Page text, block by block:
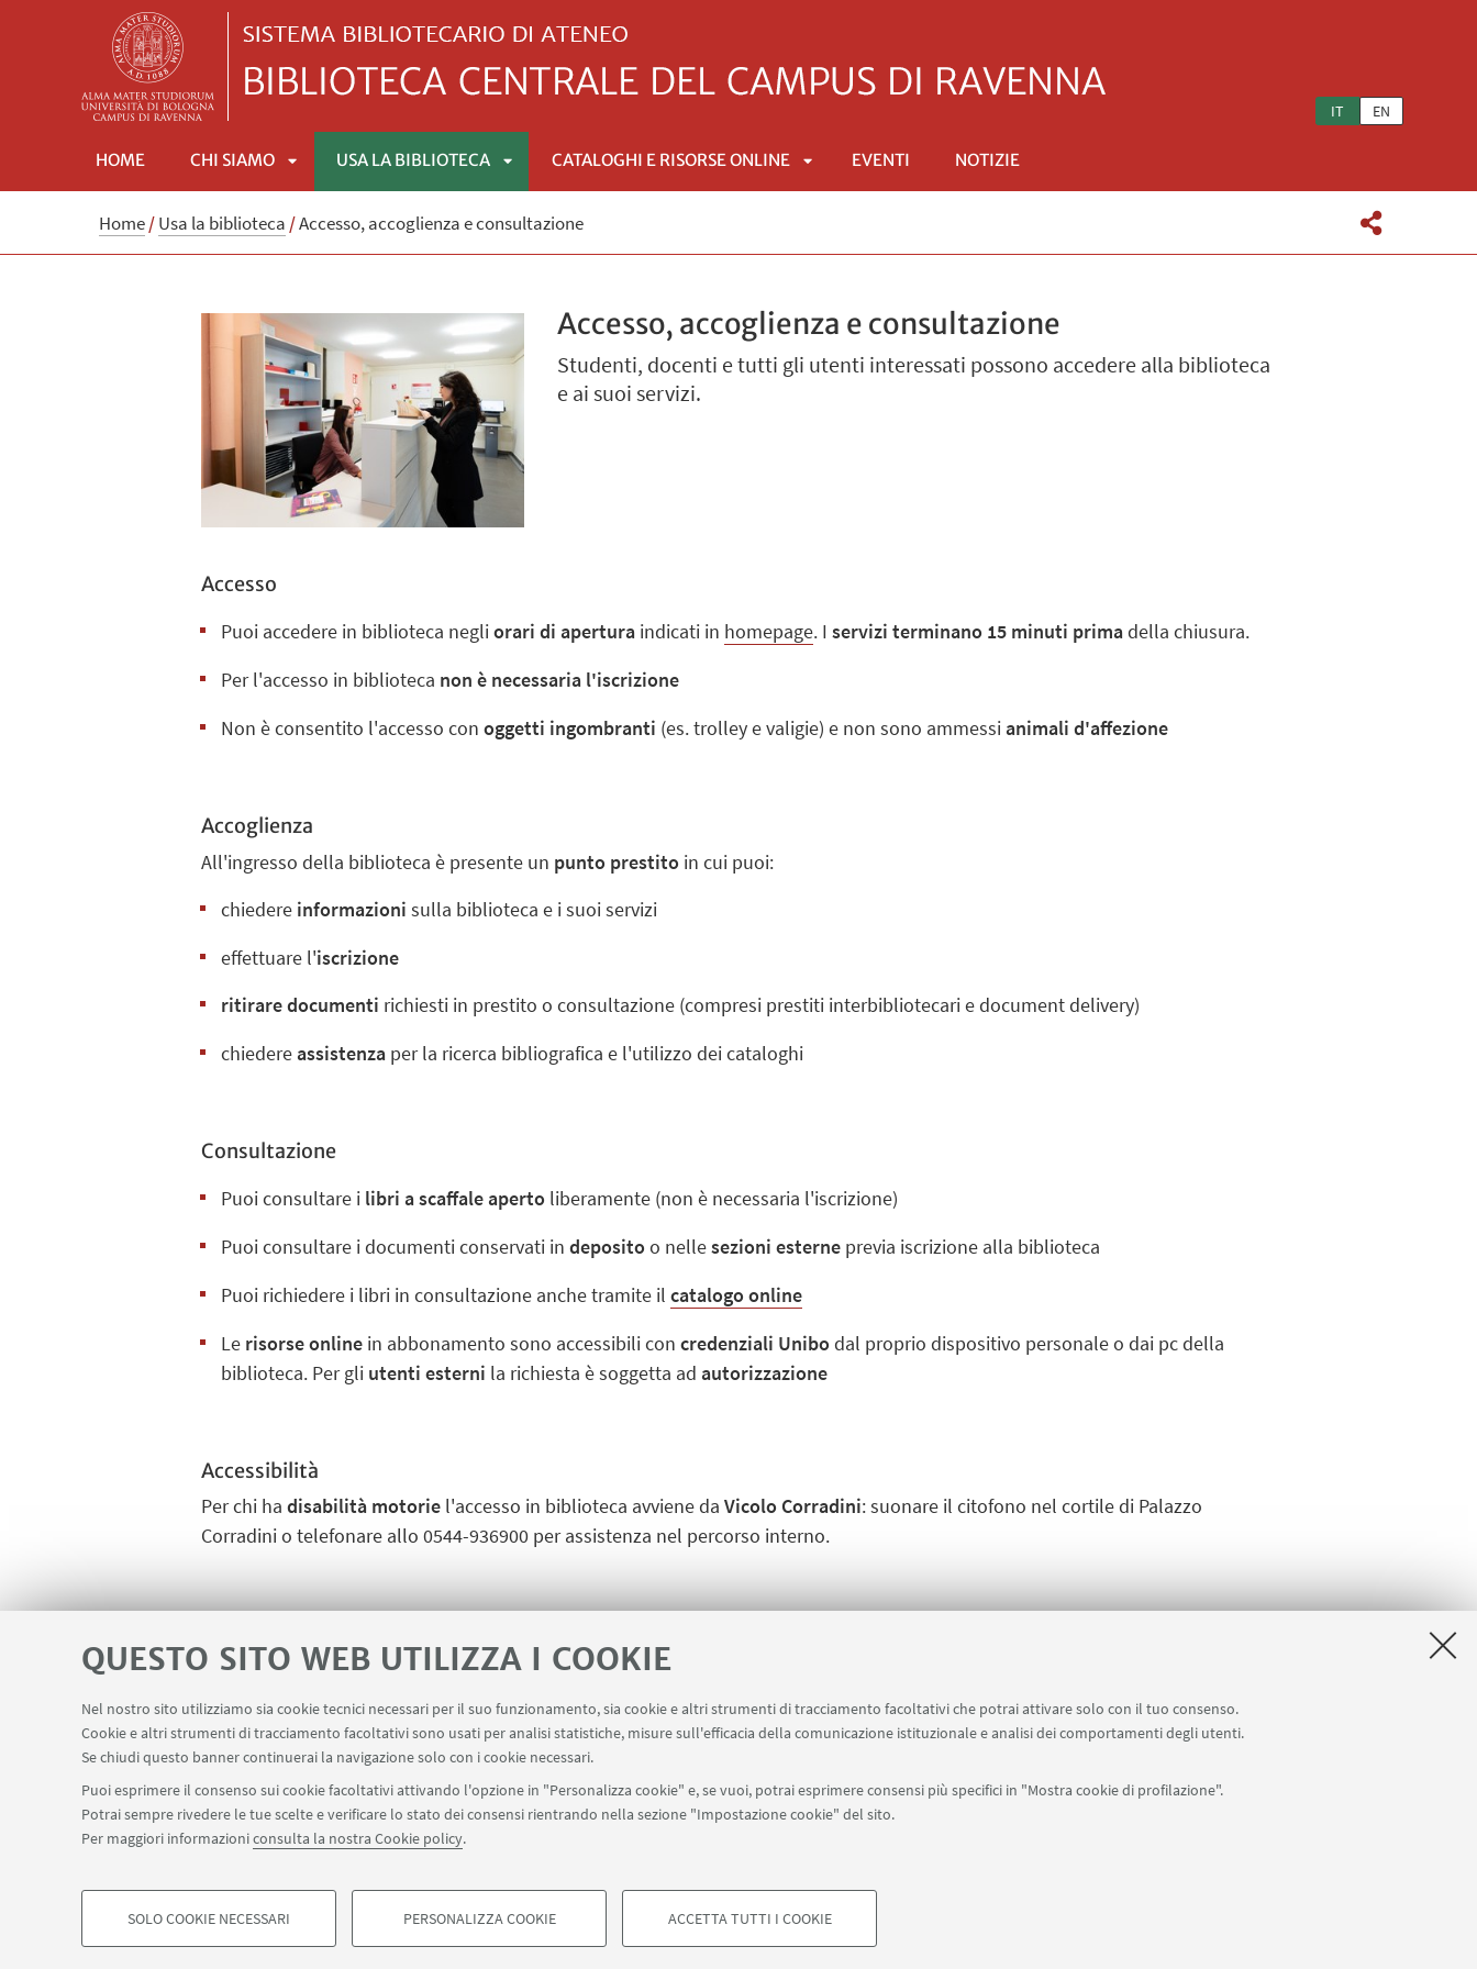
QUESTO SITO WEB UTILIZZA I COOKIE
Nel nostro sito utilizziamo sia cookie tecnici necessari per il suo funzionamento, sia cookie e altri strumenti di tracciamento facoltativi che potrai attivare solo con il tuo consenso.
Cookie e altri strumenti di tracciamento facoltativi sono usati per analisi statistiche, misure sull'efficacia della comunicazione istituzionale e analisi dei comportamenti degli utenti.
Se chiudi questo banner continuerai la navigazione solo con i cookie necessari.
Puoi esprimere il consenso sui cookie facoltativi attivando l'opzione in "Personalizza cookie" e, se vuoi, potrai esprimere consensi più specifici in "Mostra cookie di profilazione".
Potrai sempre rivedere le tue scelte e verificare lo stato dei consensi rientrando nella sezione "Impostazione cookie" del sito.
Per maggiori informazioniconsulta la nostra Cookie policy.
COOKIE DI PROFILAZIONE - FACOLTATIVI COOKIE TECNICI - NECESSARI
SOLO COOKIE NECESSARI PERSONALIZZA COOKIE ACCETTA TUTTI I COOKIE
IT EN
HOME CHI SIAMO
APRI
USA LA BIBLIOTECA
APRI
CATALOGHI E RISORSE ONLINE EVENTI NOTIZIE
Home/Usa la biblioteca /Accesso, accoglienza e consultazione
Accesso, accoglienza e consultazione
Studenti, docenti e tutti gli utenti interessati possono accedere alla biblioteca
e ai suoi servizi.
Accesso
Puoi accedere in biblioteca negliorari di apertura indicati in homepage. Iservizi terminano 15 minuti primadella chiusura.
Per l'accesso in biblioteca non è necessaria l'iscrizione
Non è consentito l'accesso conoggetti ingombranti (es. trolley e valigie) e non sono ammessianimali d'affezione
Accoglienza
All'ingresso della biblioteca è presente un punto prestito in cui puoi:
chiedere informazioni sulla biblioteca e i suoi servizi
effettuare l'iscrizione
ritirare documenti richiesti in prestito o consultazione (compresi prestiti interbibliotecari e document delivery)
chiedereassistenza per la ricerca bibliografica e l'utilizzo dei cataloghi
Consultazione
Puoi consultare i libri a scaffale aperto liberamente (non è necessaria l'iscrizione)
Puoi consultare i documenti conservati indepositoo nellesezioni esterne previa iscrizione alla biblioteca
Puoi richiedere i libri in consultazione anche tramite ilcatalogo online
Le risorse online in abbonamento sono accessibili concredenziali Unibodal proprio dispositivo personale o dai pc della
biblioteca. Per gli utenti esterni la richiesta è soggetta adautorizzazione
Accessibilità
Per chi hadisabilità motorie l'accesso in biblioteca avvienedaVicolo Corradini: suonare il citofono nel cortile di Palazzo
Corradinio telefonare allo 0544-936900 per assistenza nel percorso interno.
Regolamento della Biblioteca [ .pdf 574Kb ]
©Copyright 2026 - ALMA MATER STUDIORUM - Università di Bologna - Via Zamboni, 33 - 40126 Bologna - PI: 01131710376 - CF: 80007010376 -